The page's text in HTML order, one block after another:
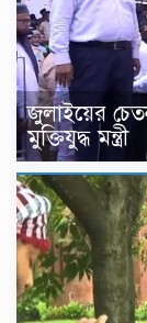
জুলাইয়ের
মুক্তিযুদ্ধ মন্ত্রী